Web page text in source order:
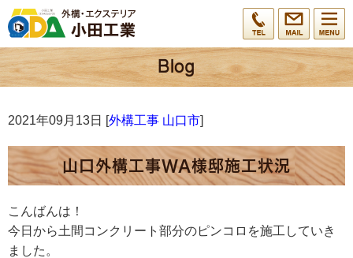
2021年09月13日 [外構工事 山口市]
山口外構工事WA様邸施工状況
こんばんは！
今日から土間コンクリート部分のピンコロを施工していき
ました。